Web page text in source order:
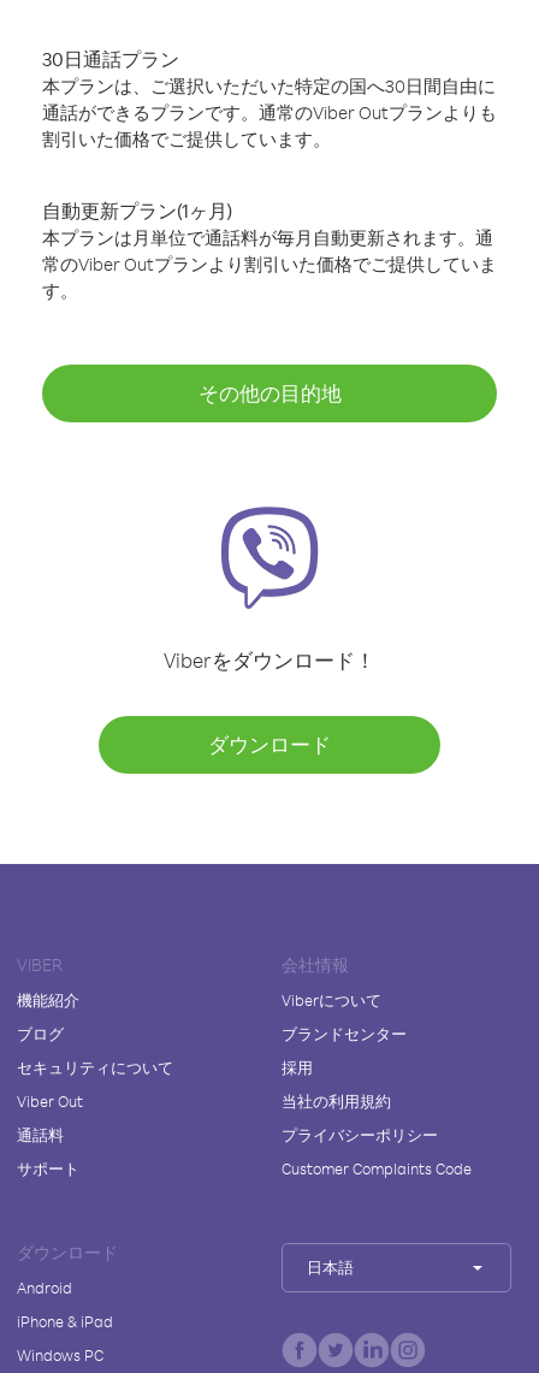
30日通話プラン
本プランは、ご選択いただいた特定の国へ30日間自由に
通話ができるプランです。通常のViber Outプランよりも
割引いた価格でご提供しています。
自動更新プラン(1ヶ月)
本プランは月単位で通話料が毎月自動更新されます。通
常のViber Outプランより割引いた価格でご提供していま
す。
その他の目的地
Viberをダウンロード！
ダウンロード
VIBER
機能紹介
ブログ
セキュリティについて
Viber Out
通話料
サポート
会社情報
Viberについて
ブランドセンター
採用
当社の利用規約
プライバシーポリシー
Customer Complaints Code
ダウンロード
Android
iPhone & iPad
Windows PC
日本語